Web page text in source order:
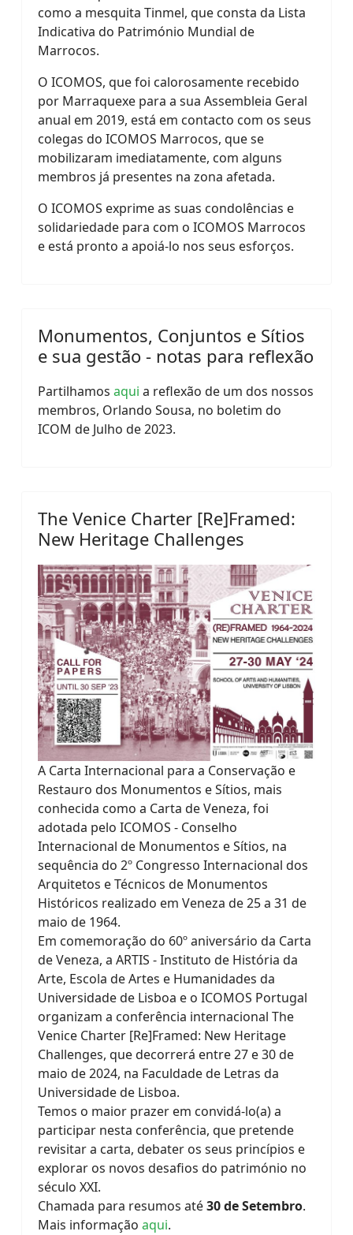
como a mesquita Tinmel, que consta da Lista
Indicativa do Património Mundial de
Marrocos.
O ICOMOS, que foi calorosamente recebido
por Marraquexe para a sua Assembleia Geral
anual em 2019, está em contacto com os seus
colegas do ICOMOS Marrocos, que se
mobilizaram imediatamente, com alguns
membros já presentes na zona afetada.
O ICOMOS exprime as suas condolências e
solidariedade para com o ICOMOS Marrocos
e está pronto a apoiá-lo nos seus esforços.
Monumentos, Conjuntos e Sítios
e sua gestão - notas para reflexão
Partilhamos aqui a reflexão de um dos nossos
membros, Orlando Sousa, no boletim do
ICOM de Julho de 2023.
The Venice Charter [Re]Framed:
New Heritage Challenges
A Carta Internacional para a Conservação e
Restauro dos Monumentos e Sítios, mais
conhecida como a Carta de Veneza, foi
adotada pelo ICOMOS - Conselho
Internacional de Monumentos e Sítios, na
sequência do 2º Congresso Internacional dos
Arquitetos e Técnicos de Monumentos
Históricos realizado em Veneza de 25 a 31 de
maio de 1964.
Em comemoração do 60º aniversário da Carta
de Veneza, a ARTIS - Instituto de História da
Arte, Escola de Artes e Humanidades da
Universidade de Lisboa e o ICOMOS Portugal
organizam a conferência internacional The
Venice Charter [Re]Framed: New Heritage
Challenges, que decorrerá entre 27 e 30 de
maio de 2024, na Faculdade de Letras da
Universidade de Lisboa.
Temos o maior prazer em convidá-lo(a) a
participar nesta conferência, que pretende
revisitar a carta, debater os seus princípios e
explorar os novos desafios do património no
século XXI.
Chamada para resumos até30 de Setembro.
Mais informação aqui.